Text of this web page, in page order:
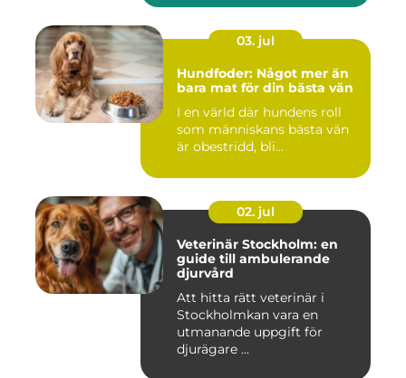
03. jul
Hundfoder: Något mer än
bara mat för din bästa vän
I en värld där hundens roll
som människans bästa vän
är obestridd, bli...
02. jul
Veterinär Stockholm: en
guide till ambulerande
djurvård
Att hitta rätt veterinär i
Stockholmkan vara en
utmanande uppgift för
djurägare ...